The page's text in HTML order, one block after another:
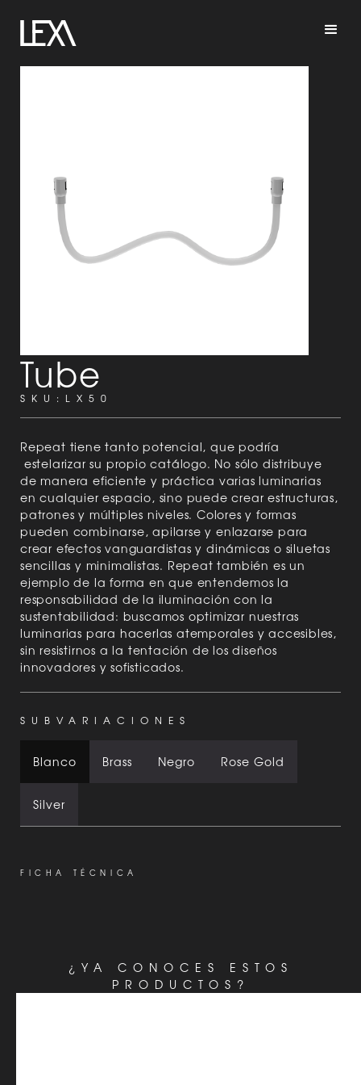
Tube
SKU: LX50
Repeat tiene tanto potencial, que podría
estelarizar su propio catálogo. No sólo distribuye
de manera eficiente y práctica varias luminarias
en cualquier espacio, sino puede crear estructuras,
patrones y múltiples niveles. Colores y formas
pueden combinarse, apilarse y enlazarse para
crear efectos vanguardistas y dinámicas o siluetas
sencillas y minimalistas. Repeat también es un
ejemplo de la forma en que entendemos la
responsabilidad de la iluminación con la
sustentabilidad: buscamos optimizar nuestras
luminarias para hacerlas atemporales y accesibles,
sin resistirnos a la tentación de los diseños
innovadores y sofisticados.
SUBVARIACIONES
Blanco Brass Negro Rose Gold
Silver
FICHA TÉCNICA
¿YA CONOCES ESTOS
PRODUCTOS?